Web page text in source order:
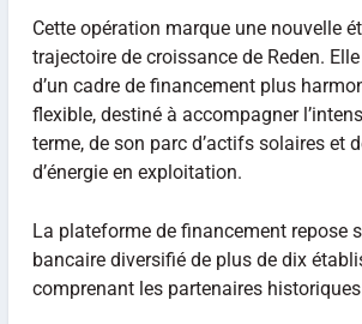
Cette opération marque une nouvelle
trajectoire de croissance de Reden.
d’un cadre de financement plus
flexible, destiné à accompagner
terme, de son parc d’actifs solaires et
d’énergie en exploitation.
La plateforme de financement repose
bancaire diversifié de plus de dix
comprenant les partenaires historiques